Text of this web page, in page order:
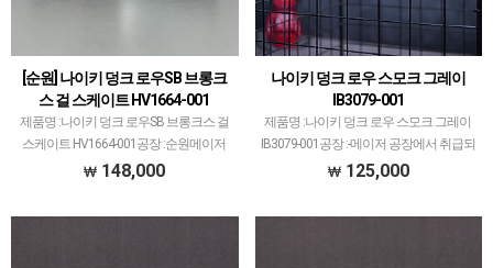
[순원] 나이키 덩크 로우SB 브롱크
스 걸 스케이트 HV1664-001
제품명 :나이키 덩크 로우SB 브롱크스 걸
스케이트 HV1664-001공장 :순원메이저
공장에서 취급되지 않는 개체 좋은 제품만
148,000
나이키 덩크 로우 스모크 그레이
IB3079-001
제품명 :나이키 덩크 로우 스모크 그레이
IB3079-001공장 :-메이저 공장에서 취급되
지 않는 개체 좋은 제품만 선별했습니다.
125,000